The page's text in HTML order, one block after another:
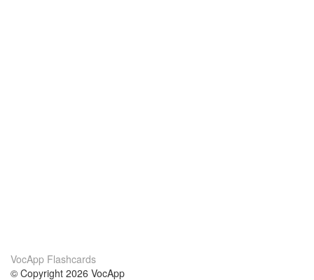
VocApp Flashcards
© Copyright 2026 VocApp